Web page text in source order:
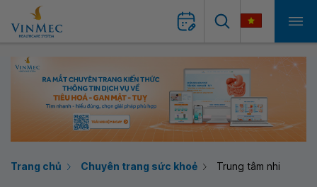
Trang chủ Chuyên trang sức khoẻ Trung tâm nhi